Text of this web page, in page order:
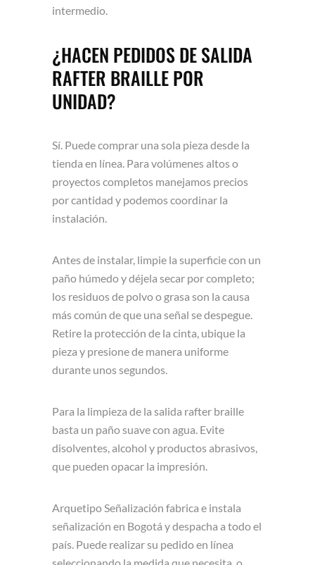
intermedio.
¿HACEN PEDIDOS DE SALIDA
RAFTER BRAILLE POR
UNIDAD?
Sí. Puede comprar una sola pieza desde la
tienda en línea. Para volúmenes altos o
proyectos completos manejamos precios
por cantidad y podemos coordinar la
instalación.
Antes de instalar, limpie la superficie con un
paño húmedo y déjela secar por completo;
los residuos de polvo o grasa son la causa
más común de que una señal se despegue.
Retire la protección de la cinta, ubique la
pieza y presione de manera uniforme
durante unos segundos.
Para la limpieza de la salida rafter braille
basta un paño suave con agua. Evite
disolventes, alcohol y productos abrasivos,
que pueden opacar la impresión.
Arquetipo Señalización fabrica e instala
señalización en Bogotá y despacha a todo el
país. Puede realizar su pedido en línea